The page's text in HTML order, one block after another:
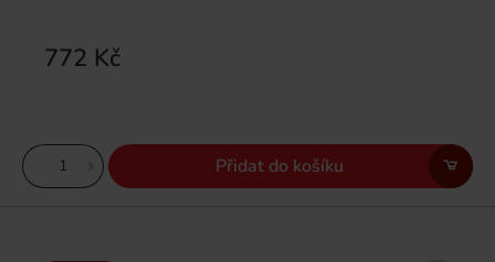
772 Kč
Přidat do košíku